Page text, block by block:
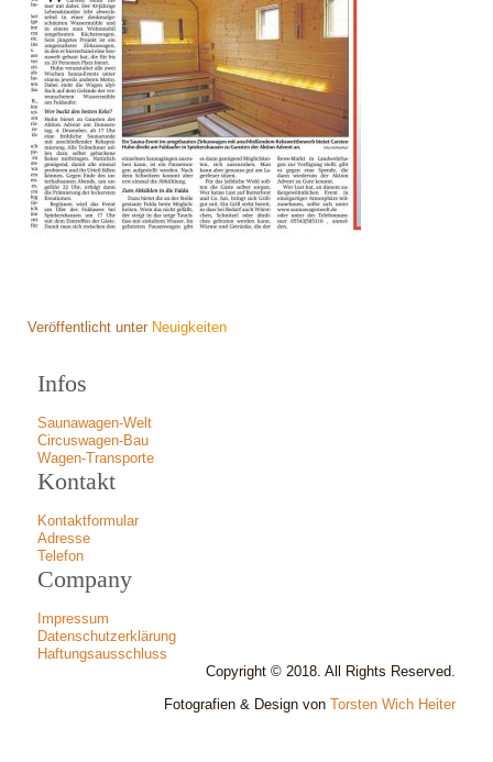
Veröffentlicht unter Neuigkeiten
Infos
Saunawagen-Welt
Circuswagen-Bau
Wagen-Transporte
Kontakt
Kontaktformular
Adresse
Telefon
Company
Impressum
Datenschutzerklärung
Haftungsausschluss
Copyright © 2018. All Rights Reserved.
Fotografien & Design von Torsten Wich Heiter